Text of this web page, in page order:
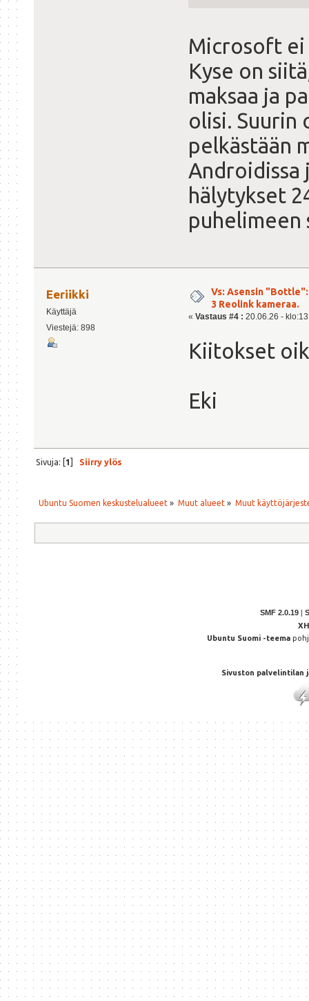
Microsoft ei
Kyse on
maksaa ja
olisi. Suurin
pelkästään
Androidissa
hälytykset
puhelimeen
Eeriikki
Käyttäjä
Viestejä: 898
Vs: Asensin
3 Reolink kameraa.
« Vastaus #4 : 20.06.26 -
Kiitokset
Eki
Sivuja: [1] Siirry ylös
Ubuntu Suomen keskustelualueet » Muut alueet» Muut
SMF 2.0.19 |
Ubuntu Suomi -teema
Sivuston palvelintilan